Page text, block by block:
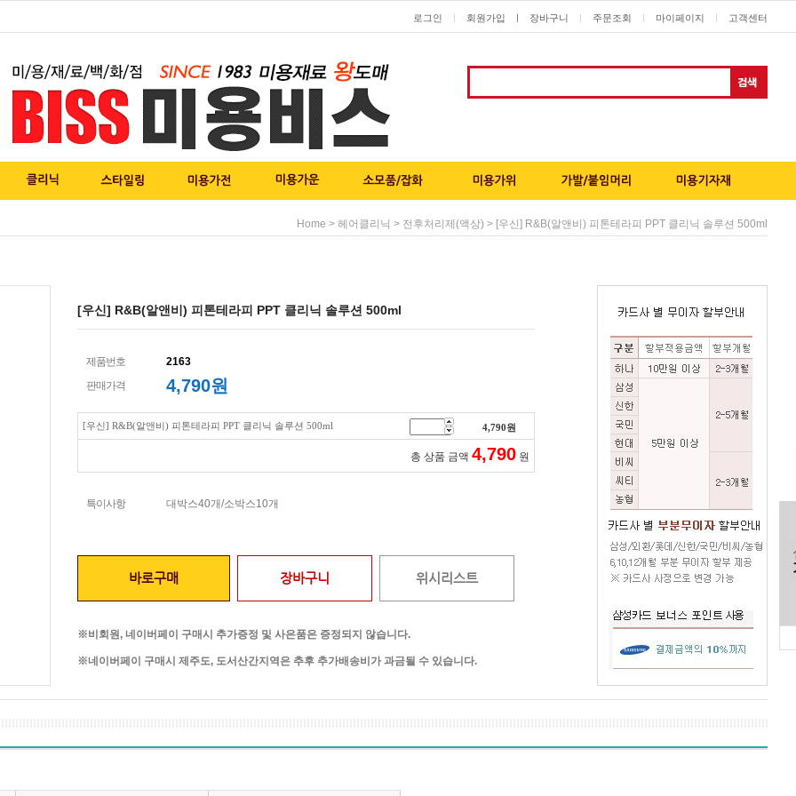
로그인 회원가입 ㅣ 장바구니 주문조회 마이페이지 고객센터
Home > 헤어클리닉 > 전후처리제(액상) > [우신] R&B(알앤비) 피톤테라피 PPT 클리닉 솔루션 500ml
[우신] R&B(알앤비) 피톤테라피 PPT 클리닉 솔루션 500ml
제품번호
2163
판매가격
4,790원
[우신] R&B(알앤비) 피톤테라피 PPT 클리닉 솔루션 500ml 4,790원
총 상품 금액 4,790 원
특이사항 대박스40개/소박스10개
바로구매 장바구니 위시리스트
※비회원, 네이버페이 구매시 추가증정 및 사은품은 증정되지 않습니다.
※네이버페이 구매시 제주도, 도서산간지역은 추후 추가배송비가 과금될 수 있습니다.